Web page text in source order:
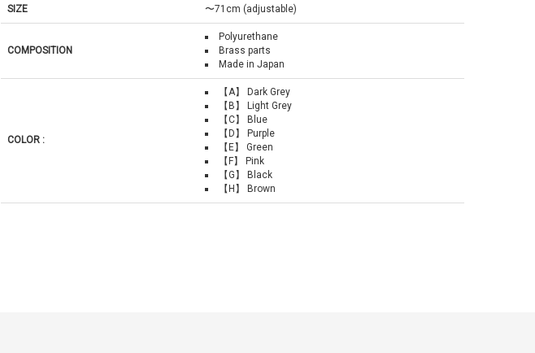
SIZE 〜71cm (adjustable)
COMPOSITION
Polyurethane
Brass parts
Made in Japan
COLOR :
【A】 Dark Grey
【B】 Light Grey
【C】 Blue
【D】 Purple
【E】 Green
【F】 Pink
【G】 Black
【H】 Brown